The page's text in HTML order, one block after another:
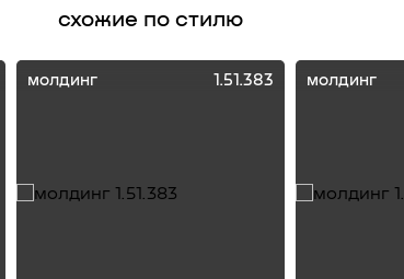
схожие по стилю
молдинг 1.51.383 молдинг